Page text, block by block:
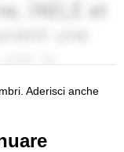
Aderisci anche